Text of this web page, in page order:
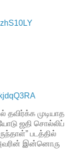
தவிர்க்க முடியாத
ஜதி சொல்லிப்
படத்தில்
அவரின் இன்னொரு